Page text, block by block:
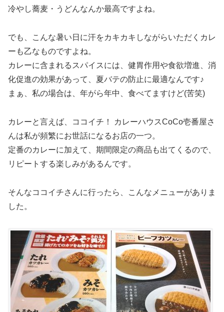
冷やし蕎麦・うどんなんか最高ですよね。
でも、こんな暑い日に汗をカキカキしながらいただくカレ
ーも乙なものですよね。
カレーに含まれるスパイスには、健胃作用や食欲増進、消
化促進の効果があって、夏バテの防止に最適なんです♪
まぁ、私の場合は、年がら年中、食べてますけど(苦笑)
カレーと言えば、ココイチ！ カレーハウスCoCo壱番屋さ
んは私が頻繁にお世話になるお店の一つ。
定番のカレーに加えて、期間限定の商品も出てくるので、
リピートする楽しみがあるんです。
そんなココイチさんに行ったら、こんなメニューがありま
した。